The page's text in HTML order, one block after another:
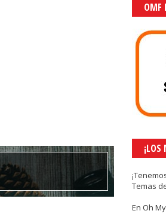
OMF
¡LOS
Temas
En Oh My